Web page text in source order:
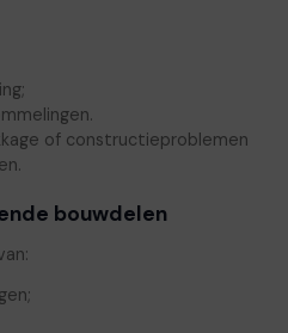
of constructieproblemen
bouwdelen